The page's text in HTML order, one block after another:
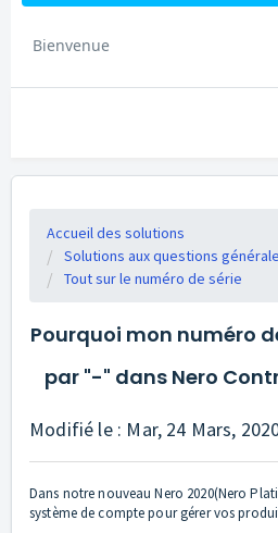
Bienvenue
Accueil des solutions
Solutions aux questions
Tout sur le numéro de série
Pourquoi mon numéro
par "-" dans Nero
Modifié le : Mar, 24 Mars,
Dans notre nouveau Nero 2020(Nero
système de compte pour gérer vos